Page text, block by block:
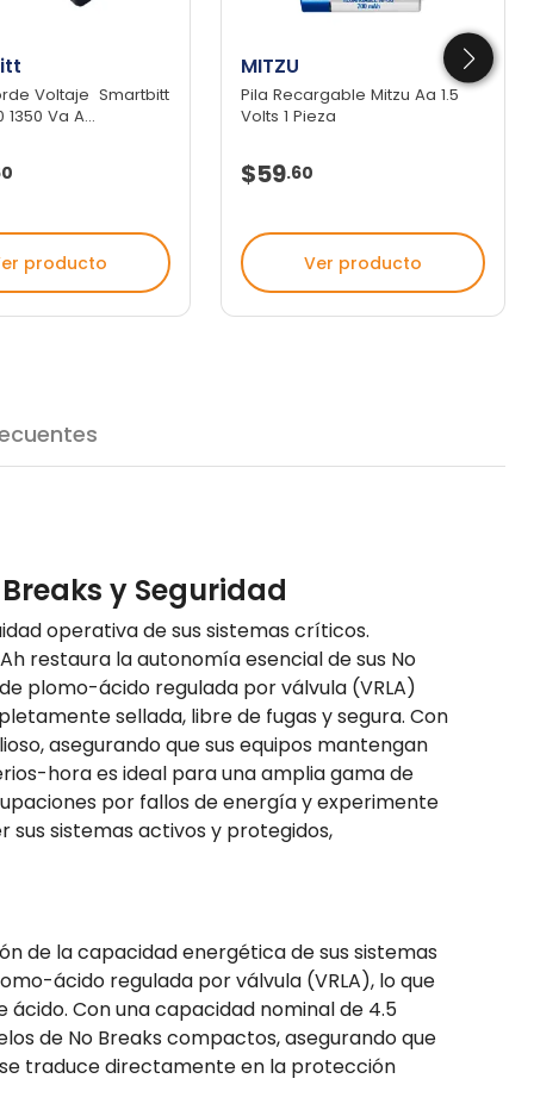
Voltaje Smartbitt
1350 Va A...
producto
MITZU
Pila Recargable Mitzu Aa 1.5
Volts 1 Pieza
$59.60
Ver producto
y Seguridad
operativa de sus sistemas críticos.
restaura la autonomía esencial de sus No
plomo-ácido regulada por válvula (VRLA)
sellada, libre de fugas y segura. Con
asegurando que sus equipos mantengan
hora es ideal para una amplia gama de
por fallos de energía y experimente
sistemas activos y protegidos,
de la capacidad energética de sus sistemas
ácido regulada por válvula (VRLA), lo que
Con una capacidad nominal de 4.5
de No Breaks compactos, asegurando que
traduce directamente en la protección